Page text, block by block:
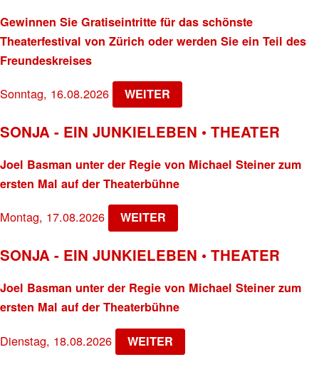
Gewinnen Sie Gratiseintritte für das schönste
Theaterfestival von Zürich oder werden Sie ein Teil des
Freundeskreises
Sonntag, 16.08.2026 WEITER
SONJA - EIN JUNKIELEBEN • THEATER
Joel Basman unter der Regie von Michael Steiner zum
ersten Mal auf der Theaterbühne
Montag, 17.08.2026 WEITER
SONJA - EIN JUNKIELEBEN • THEATER
Joel Basman unter der Regie von Michael Steiner zum
ersten Mal auf der Theaterbühne
Dienstag, 18.08.2026 WEITER